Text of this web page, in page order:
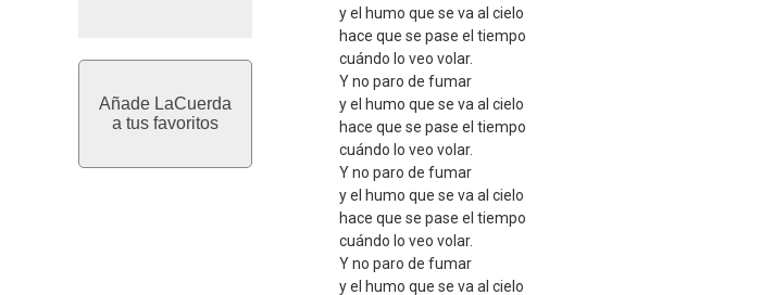
Añade LaCuerda
a tus favoritos
y el humo que se va al cielo
hace que se pase el tiempo
cuándo lo veo volar.
Y no paro de fumar
y el humo que se va al cielo
hace que se pase el tiempo
cuándo lo veo volar.
Y no paro de fumar
y el humo que se va al cielo
hace que se pase el tiempo
cuándo lo veo volar.
Y no paro de fumar
y el humo que se va al cielo